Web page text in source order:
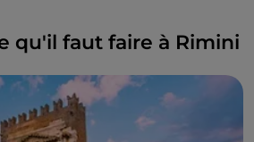
qu'il faut faire à Rimini